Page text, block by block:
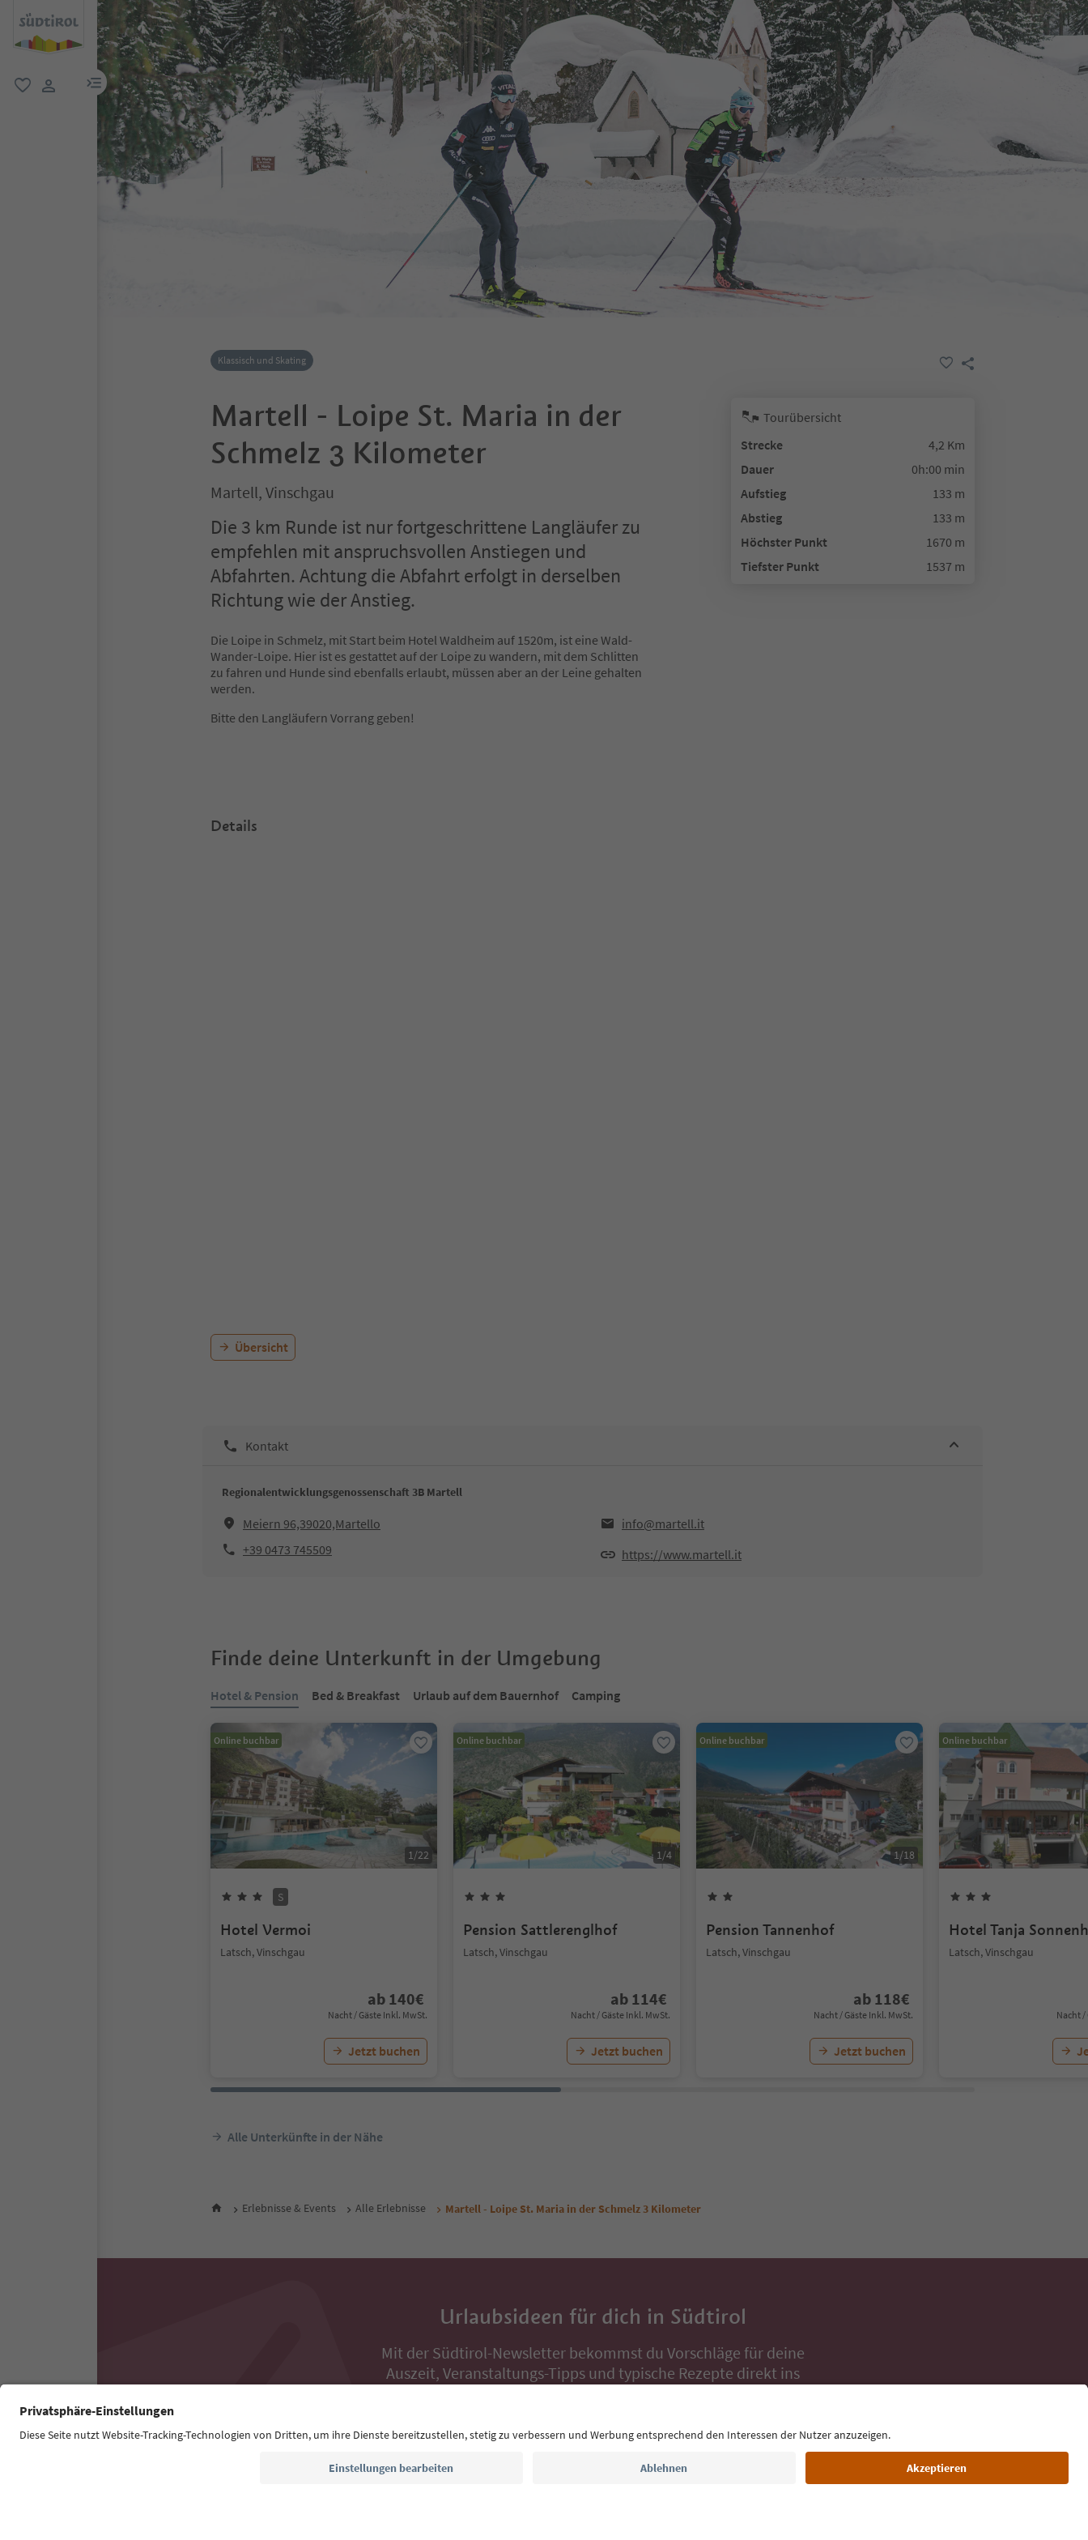
menu link
Klassisch und Skating
Martell - Loipe St. Maria in der
Schmelz 3 Kilometer
Martell, Vinschgau
Die 3 km Runde ist nur fortgeschrittene Langläufer zu
empfehlen mit anspruchsvollen Anstiegen und
Abfahrten. Achtung die Abfahrt erfolgt in derselben
Richtung wie der Anstieg.
Die Loipe in Schmelz, mit Start beim Hotel Waldheim auf 1520m, ist eine Wald-
Wander-Loipe. Hier ist es gestattet auf der Loipe zu wandern, mit dem Schlitten
zu fahren und Hunde sind ebenfalls erlaubt, müssen aber an der Leine gehalten
werden.
Bitte den Langläufern Vorrang geben!
Tourübersicht
Strecke
4,2 Km
Dauer
0h:00 min
Aufstieg
133 m
Abstieg
133 m
Höchster Punkt
1670 m
Tiefster Punkt
1537 m
Details
Übersicht
Kontakt
Regionalentwicklungsgenossenschaft 3B Martell
Meiern 96,39020,Martello
info@martell.it
+39 0473 745509
https://www.martell.it
Finde deine Unterkunft in der Umgebung
Hotel & Pension Bed & Breakfast Urlaub auf dem Bauernhof Camping
Online buchbar
1/22
S
Hotel Vermoi
Latsch, Vinschgau
ab 140€
Nacht / Gäste Inkl. MwSt.
Jetzt buchen
Online buchbar
1/4
Pension Sattlerenglhof
Latsch, Vinschgau
ab 114€
Nacht / Gäste Inkl. MwSt.
Jetzt buchen
Online buchbar
1/18
Pension Tannenhof
Latsch, Vinschgau
ab 118€
Nacht / Gäste Inkl. MwSt.
Jetzt buchen
Online buchbar
Hotel Tanja
Latsch, Vinschgau
Nacht /
Alle Unterkünfte in der Nähe
Erlebnisse & Events Alle Erlebnisse Martell - Loipe St. Maria in der Schmelz 3 Kilometer
Urlaubsideen für dich in Südtirol
Mit der Südtirol-Newsletter bekommst du Vorschläge für deine
Auszeit, Veranstaltungs-Tipps und typische Rezepte direkt ins